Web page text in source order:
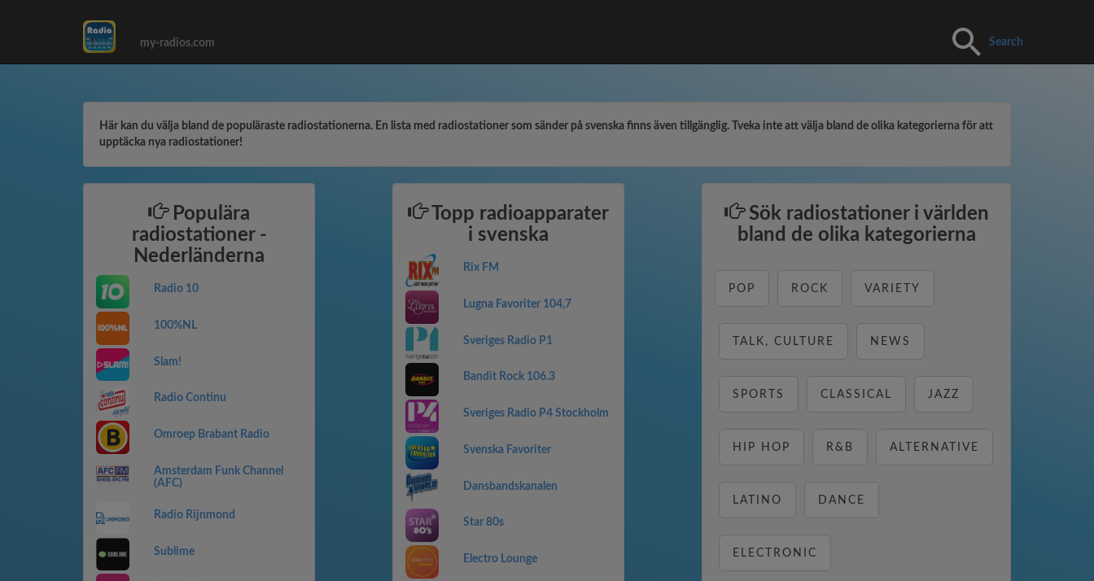
my-radios.com Search
Här kan du välja bland de populäraste radiostationerna. En lista med radiostationer som sänder på svenska finns även tillgänglig. Tveka inte att välja bland de olika kategorierna för att
upptäcka nya radiostationer!
Populära
radiostationer -
Nederländerna
Radio 10
100%NL
Slam!
Radio Continu
Omroep Brabant Radio
Amsterdam Funk Channel
(AFC)
Radio Rijnmond
Sublime
Topp radioapparater
i svenska
Rix FM
Lugna Favoriter 104,7
Sveriges Radio P1
Bandit Rock 106.3
Sveriges Radio P4 Stockholm
Svenska Favoriter
Dansbandskanalen
Star 80s
Electro Lounge
Sök radiostationer i världen
bland de olika kategorierna
POP ROCK VARIETY
TALK, CULTURE NEWS
SPORTS CLASSICAL JAZZ
HIP HOP R&B ALTERNATIVE
LATINO DANCE
ELECTRONIC